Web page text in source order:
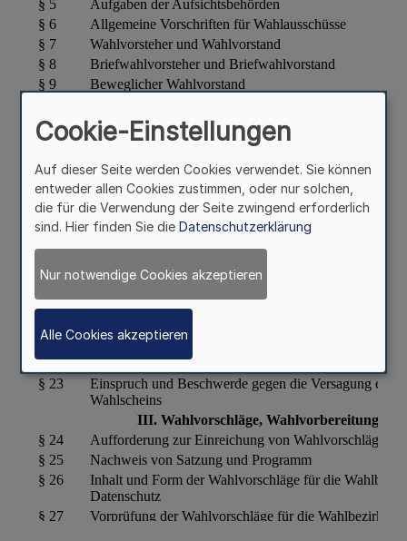
Cookie-Einstellungen
Auf dieser Seite werden Cookies verwendet. Sie können
entweder allen Cookies zustimmen, oder nur solchen,
die für die Verwendung der Seite zwingend erforderlich
sind. Hier finden Sie die Datenschutzerklärung
Nur notwendige Cookies akzeptieren
Alle Cookies akzeptieren